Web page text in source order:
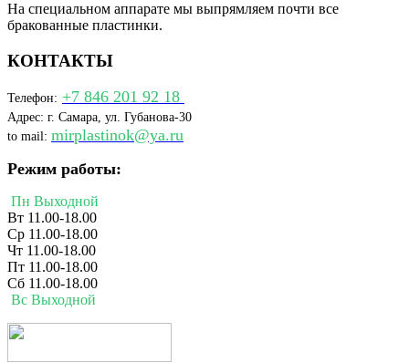
На специальном аппарате мы выпрямляем почти все
бракованные пластинки.
КОНТАКТЫ
Телефон: +7 846 201 92 18
Адрес: г. Самара, ул. Губанова-30
to mail: mirplastinok@ya.ru
Режим работы:
Пн Выходной
Вт 11.00-18.00
Ср 11.00-18.00
Чт 11.00-18.00
Пт 11.00-18.00
Сб 11.00-18.00
Вс Выходной